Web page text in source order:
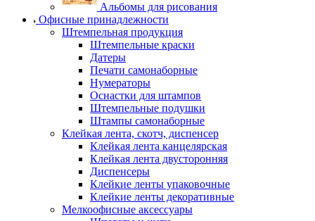
Альбомы для рисования
Офисные принадлежности
Штемпельная продукция
Штемпельные краски
Датеры
Печати самонаборные
Нумераторы
Оснастки для штампов
Штемпельные подушки
Штампы самонаборные
Клейкая лента, скотч, диспенсер
Клейкая лента канцелярская
Клейкая лента двусторонняя
Диспенсеры
Клейкие ленты упаковочные
Клейкие ленты декоративные
Мелкоофисные аксессуары